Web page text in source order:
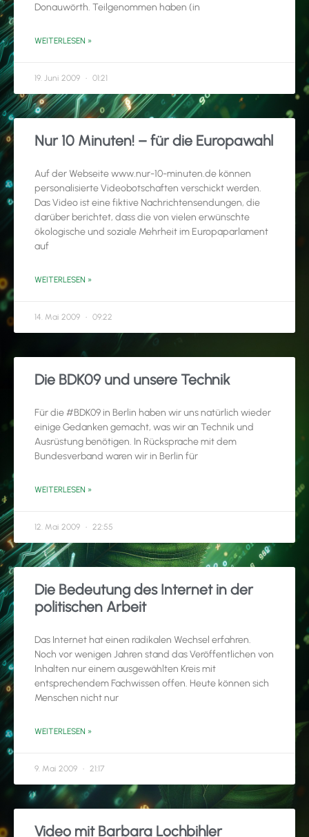
Donauwörth. Teilgenommen haben (in
WEITERLESEN »
19. Juni 2009 01:21
Nur 10 Minuten! – für die Europawahl
Auf der Webseite www.nur-10-minuten.de können
personalisierte Videobotschaften verschickt werden.
Das Video ist eine fiktive Nachrichtensendungen, die
darüber berichtet, dass die von vielen erwünschte
ökologische und soziale Mehrheit im Europaparlament
auf
WEITERLESEN »
14. Mai 2009 09:22
Die BDK09 und unsere Technik
Für die #BDK09 in Berlin haben wir uns natürlich wieder
einige Gedanken gemacht, was wir an Technik und
Ausrüstung benötigen. In Rücksprache mit dem
Bundesverband waren wir in Berlin für
WEITERLESEN »
12. Mai 2009 22:55
Die Bedeutung des Internet in der
politischen Arbeit
Das Internet hat einen radikalen Wechsel erfahren.
Noch vor wenigen Jahren stand das Veröffentlichen von
Inhalten nur einem ausgewählten Kreis mit
entsprechendem Fachwissen offen. Heute können sich
Menschen nicht nur
WEITERLESEN »
9. Mai 2009 21:17
Video mit Barbara Lochbihler